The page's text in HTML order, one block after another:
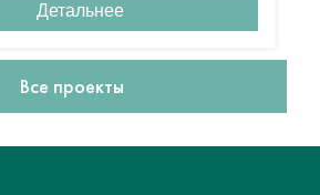
Детальнее
Все проекты